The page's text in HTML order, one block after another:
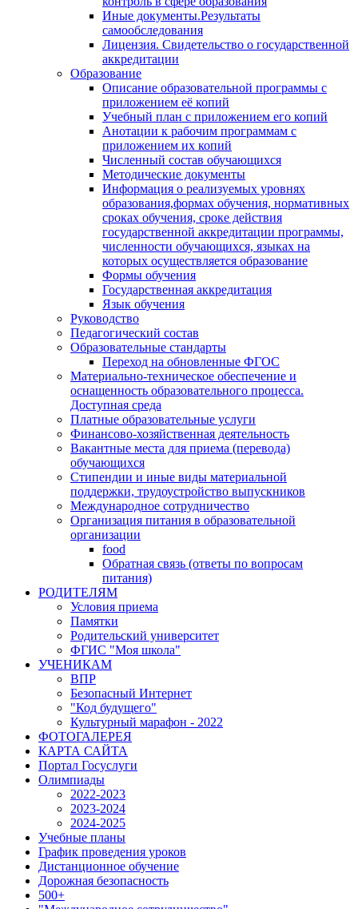
Иные документы.Результаты
самообследования
Лицензия. Свидетельство о государственной
аккредитации
Образование
Описание образовательной программы с
приложением её копий
Учебный план с приложением его копий
Анотации к рабочим программам с
приложением их копий
Численный состав обучающихся
Методические документы
Информация о реализуемых уровнях
образования,формах обучения, нормативных
сроках обучения, сроке действия
государственной аккредитации программы,
численности обучающихся, языках на
которых осуществляется образование
Формы обучения
Государственная аккредитация
Язык обучения
Руководство
Педагогический состав
Образовательные стандарты
Переход на обновленные ФГОС
Материально-техническое обеспечение и
оснащенность образовательного процесса.
Доступная среда
Платные образовательные услуги
Финансово-хозяйственная деятельность
Вакантные места для приема (перевода)
обучающихся
Стипендии и иные виды материальной
поддержки, трудоустройство выпускников
Международное сотрудничество
Организация питания в образовательной
организации
food
Обратная связь (ответы по вопросам
питания)
РОДИТЕЛЯМ
Условия приема
Памятки
Родительский университет
ФГИС "Моя школа"
УЧЕНИКАМ
ВПР
Безопасный Интернет
"Код будущего"
Культурный марафон - 2022
ФОТОГАЛЕРЕЯ
КАРТА САЙТА
Портал Госуслуги
Олимпиады
2022-2023
2023-2024
2024-2025
Учебные планы
График проведения уроков
Дистанционное обучение
Дорожная безопасность
500+